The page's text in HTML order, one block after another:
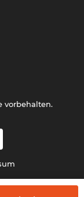
vorbehalten.